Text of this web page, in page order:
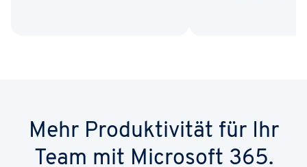
Mehr Produktivität für Ihr
Team mit Microsoft 365.